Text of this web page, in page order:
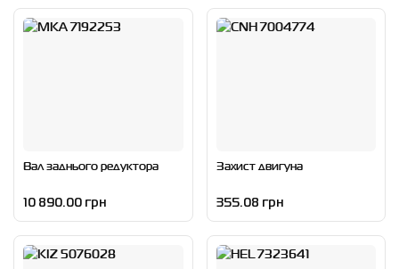
Вал заднього редуктора
10 890.00 грн
Захист двигуна
355.08 грн